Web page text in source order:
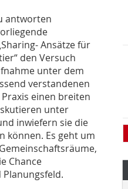
antworten
Ansätze für
den Versuch
unter dem
verstandenen
einen breiten
unter
inwiefern sie die
können. Es geht um
Chance